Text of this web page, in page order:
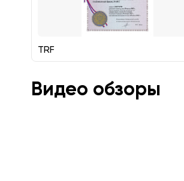
TRF
Видео обзоры